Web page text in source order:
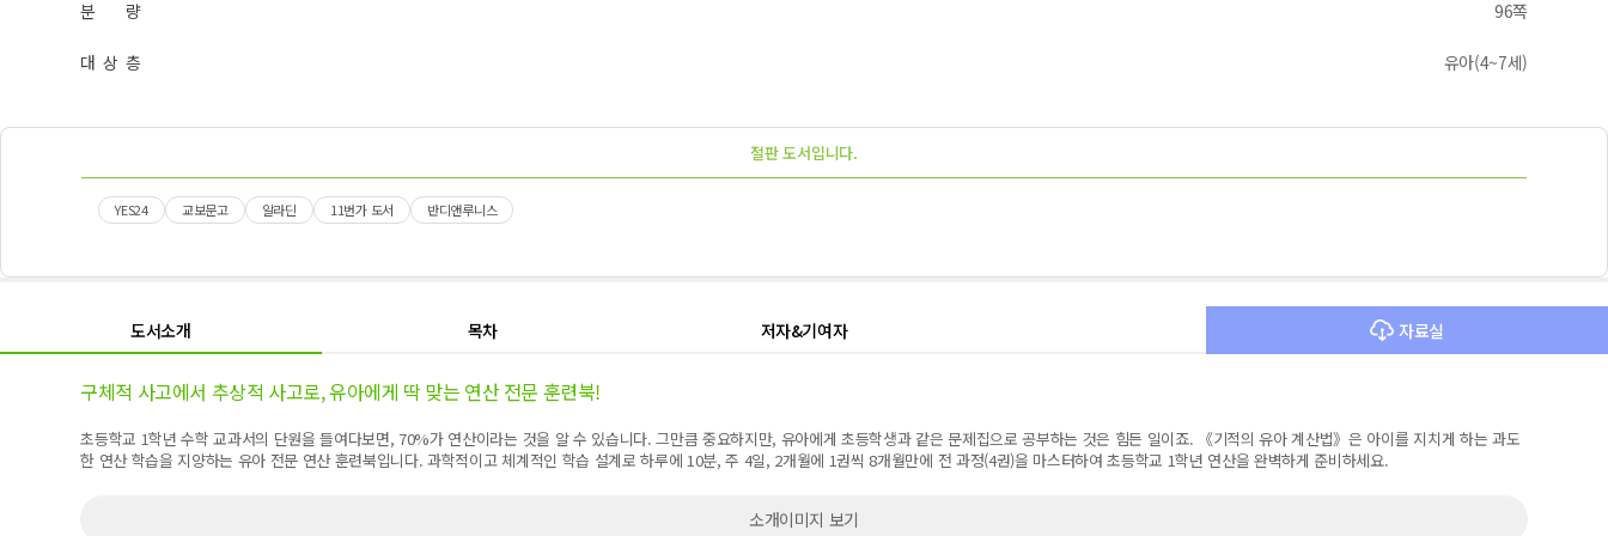
분 량 96쪽
대 상 층 유아(4~7세)
절판 도서입니다.
YES24 교보문고 알라딘 11번가 도서 반디앤루니스
도서소개 목차 저자&기여자 자료실
구체적 사고에서 추상적 사고로, 유아에게 딱 맞는 연산 전문 훈련북!
초등학교 1학년 수학 교과서의 단원을 들여다보면, 70%가 연산이라는 것을 알 수 있습니다. 그만큼 중요하지만, 유아에게 초등학생과 같은 문제집으로 공부하는 것은 힘든 일이죠. 《기적의 유아 계산법》은 아이를 지치게 하는 과도
한 연산 학습을 지양하는 유아 전문 연산 훈련북입니다. 과학적이고 체계적인 학습 설계로 하루에 10분, 주 4일, 2개월에 1권씩 8개월만에 전 과정(4권)을 마스터하여 초등학교 1학년 연산을 완벽하게 준비하세요.
소개이미지 보기